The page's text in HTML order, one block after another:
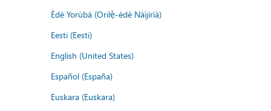
Èdè Yorùbá (Orilẹ̀-èdè Nàìjíríà)
Eesti (Eesti)
English (United States)
Español (España)
Euskara (Euskara)